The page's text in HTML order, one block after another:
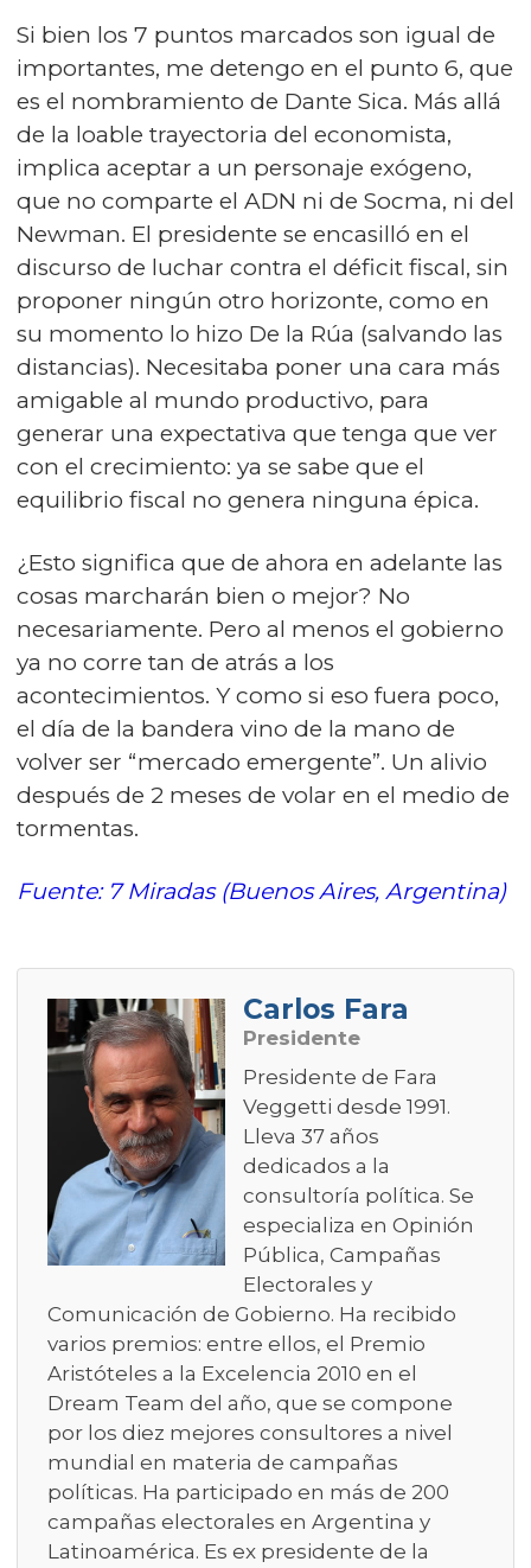
Si bien los 7 puntos marcados son igual de
importantes, me detengo en el punto 6, que
es el nombramiento de Dante Sica. Más allá
de la loable trayectoria del economista,
implica aceptar a un personaje exógeno,
que no comparte el ADN ni de Socma, ni del
Newman. El presidente se encasilló en el
discurso de luchar contra el déficit fiscal, sin
proponer ningún otro horizonte, como en
su momento lo hizo De la Rúa (salvando las
distancias). Necesitaba poner una cara más
amigable al mundo productivo, para
generar una expectativa que tenga que ver
con el crecimiento: ya se sabe que el
equilibrio fiscal no genera ninguna épica.
¿Esto significa que de ahora en adelante las
cosas marcharán bien o mejor? No
necesariamente. Pero al menos el gobierno
ya no corre tan de atrás a los
acontecimientos. Y como si eso fuera poco,
el día de la bandera vino de la mano de
volver ser “mercado emergente”. Un alivio
después de 2 meses de volar en el medio de
tormentas.
Fuente: 7 Miradas (Buenos Aires, Argentina)
Carlos Fara
Presidente
Presidente de Fara
Veggetti desde 1991.
Lleva 37 años
dedicados a la
consultoría política. Se
especializa en Opinión
Pública, Campañas
Electorales y
Comunicación de Gobierno. Ha recibido
varios premios: entre ellos, el Premio
Aristóteles a la Excelencia 2010 en el
Dream Team del año, que se compone
por los diez mejores consultores a nivel
mundial en materia de campañas
políticas. Ha participado en más de 200
campañas electorales en Argentina y
Latinoamérica. Es ex presidente de la